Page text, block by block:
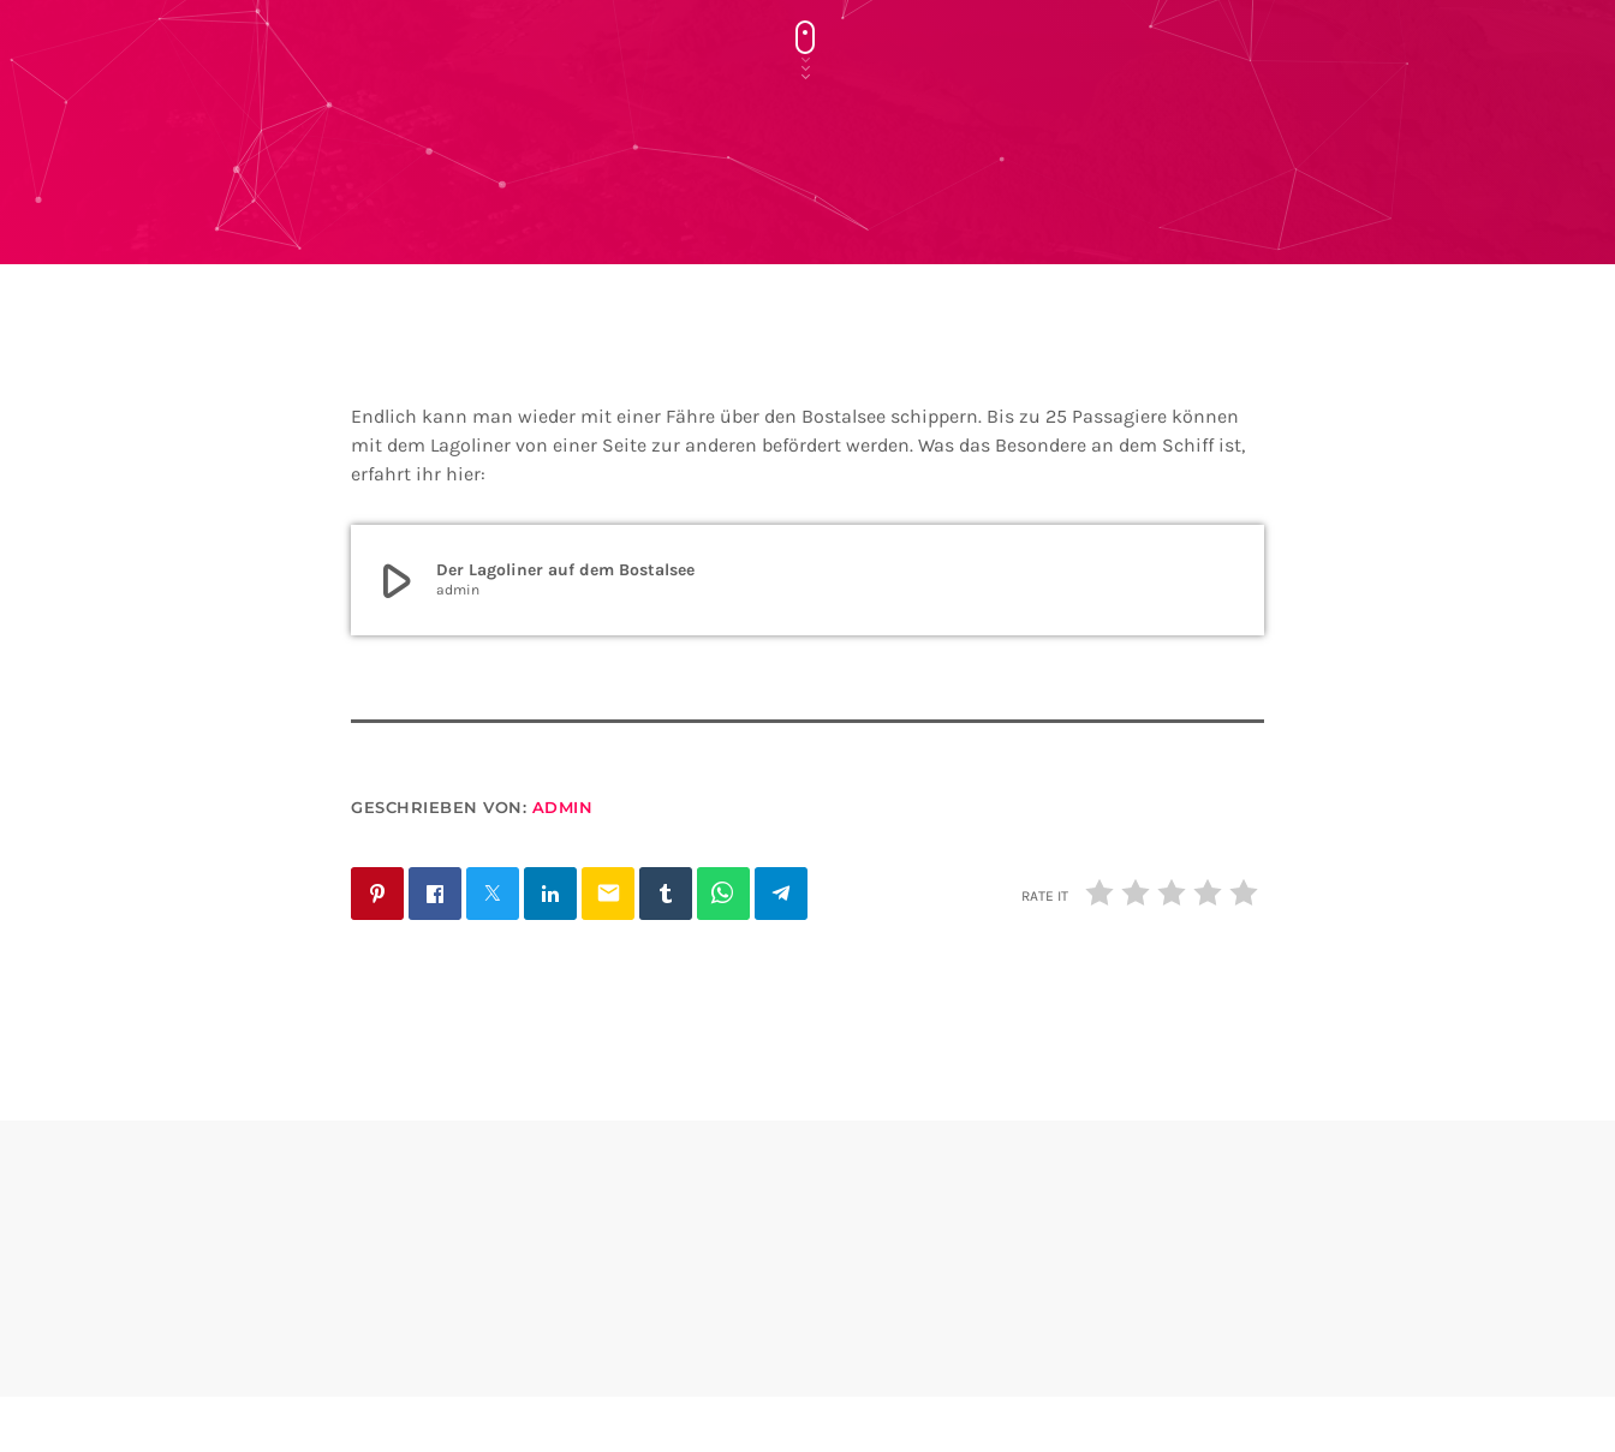
Endlich kann man wieder mit einer Fähre über den Bostalsee schippern. Bis zu 25 Passagiere können
mit dem Lagoliner von einer Seite zur anderen befördert werden. Was das Besondere an dem Schiff ist,
erfahrt ihr hier:
play_arrow Der Lagoliner auf dem Bostalsee
admin
GESCHRIEBEN VON: ADMIN
email RATE IT